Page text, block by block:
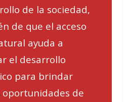
de la sociedad,
de que el acceso
ayuda a
el desarrollo
para brindar
oportunidades de